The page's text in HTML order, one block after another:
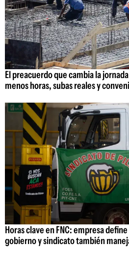
El preacuerdo que cambia la
menos horas, subas reales y
Horas clave en FNC: empresa
gobierno y sindicato también